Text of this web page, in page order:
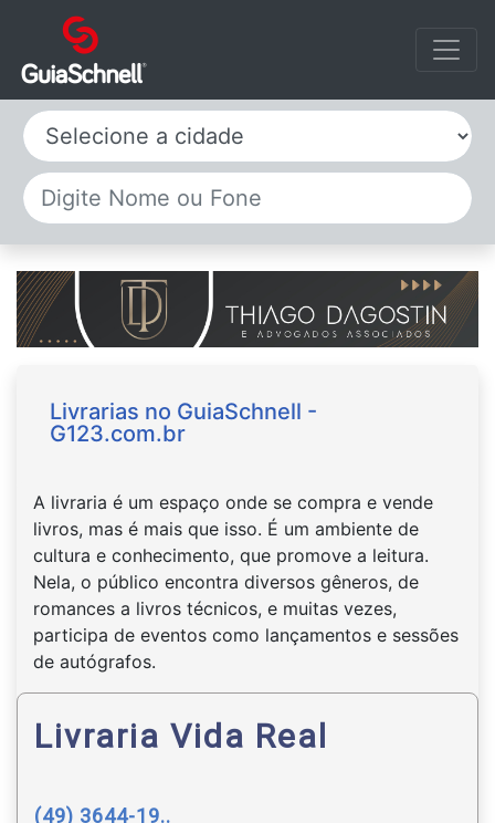
Selecione a cidade
Livrarias no GuiaSchnell -
G123.com.br
A livraria é um espaço onde se compra e vende
livros, mas é mais que isso. É um ambiente de
cultura e conhecimento, que promove a leitura.
Nela, o público encontra diversos gêneros, de
romances a livros técnicos, e muitas vezes,
participa de eventos como lançamentos e sessões
de autógrafos.
Livraria Vida Real
(49) 3644-19..